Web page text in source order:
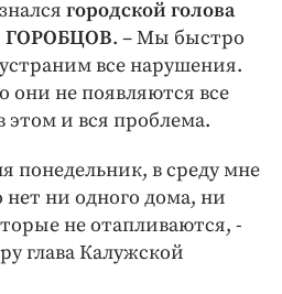
городской голова
ГОРОБЦОВ. – Мы быстро
все нарушения.
они не появляются все
этом и вся проблема.
понедельник, в среду мне
ни одного дома, ни
не отапливаются, -
глава Калужской